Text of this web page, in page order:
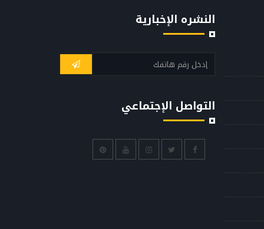
النشره الإخبارية
التواصل الإجتماعي